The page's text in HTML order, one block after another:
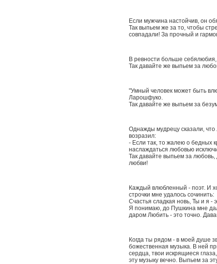
Если мужчина настойчив, он
Так выпьем же за то, чтобы
совпадали! За прочный и
В ревности больше
Так давайте же выпьем за
"Умный человек может быть
Ларошфуко.
Так давайте же выпьем за
Однажды мудрецу сказали,
возразил:
- Если так, то жалею о бедных
наслаждаться любовью
Так давайте выпьем за любовь,
любви!
Каждый влюбленный - поэт. И
строчки мне удалось сочинить:
Счастья сладкая новь, Ты и я -
Я понимаю, до Пушкина мне
даром Любить - это точно.
Когда ты рядом - в моей душе
божественная музыка. В ней
сердца, твои искрящиеся
эту музыку вечно. Выпьем за